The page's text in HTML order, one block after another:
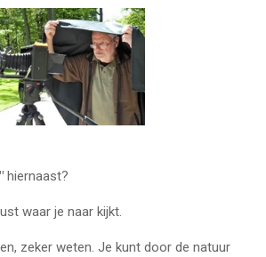
" hiernaast?
waar je naar kijkt.
zeker weten. Je kunt door de natuur